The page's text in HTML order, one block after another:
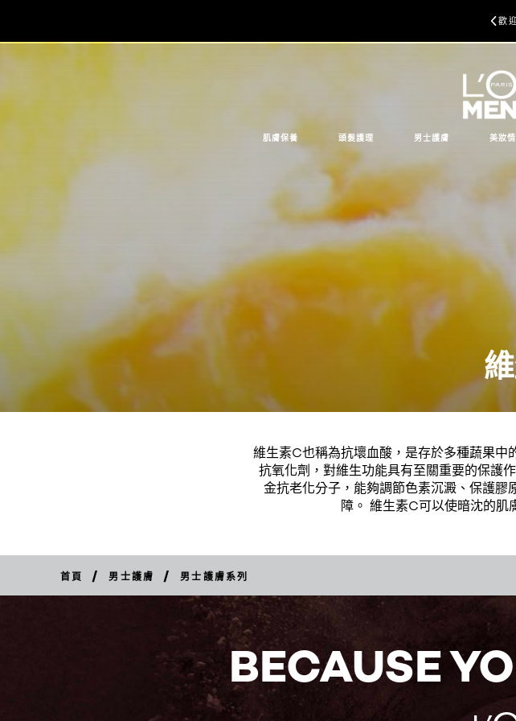
歡
肌膚保養 頭髮護理 男士護膚 美妝
維生素C也稱為抗壞血酸，是存於多種蔬果
抗氧化劑，對維生功能具有至關重要的保護
金抗老化分子，能夠調節色素沉澱、保護
障。 維生素C可以使暗沈的肌
首頁 / 男士護膚 / 男士護膚系列
BECAUSE